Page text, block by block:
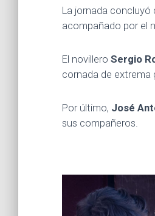
La jornada concluyó
acompañado por el
El novillero Sergio
cornada de extrema
Por último, José
sus compañeros.